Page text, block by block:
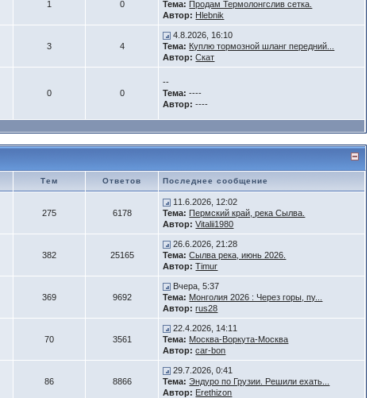
1 0
Тема: Продам Термолонгслив сетка.
Автор: Hlebnik
3 4
4.8.2026, 16:10
Тема: Куплю тормозной шланг передний...
Автор: Скат
0 0
--
Тема: ----
Автор: ----
Тем Ответов Последнее сообщение
275 6178
11.6.2026, 12:02
Тема: Пермский край, река Сылва.
Автор: Vitalii1980
382 25165
26.6.2026, 21:28
Тема: Сылва река, июнь 2026.
Автор: Timur
369 9692
Вчера, 5:37
Тема: Монголия 2026 : Через горы, пу...
Автор: rus28
70 3561
22.4.2026, 14:11
Тема: Москва-Воркута-Москва
Автор: car-bon
86 8866
29.7.2026, 0:41
Тема: Эндуро по Грузии. Решили ехать...
Автор: Erethizon